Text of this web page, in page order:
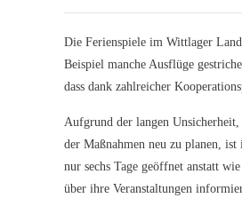
Die Ferienspiele im Wittlager
Beispiel manche Ausflüge
dass dank zahlreicher
Aufgrund der langen
der Maßnahmen neu zu planen,
nur sechs Tage geöffnet anstatt
über ihre Veranstaltungen